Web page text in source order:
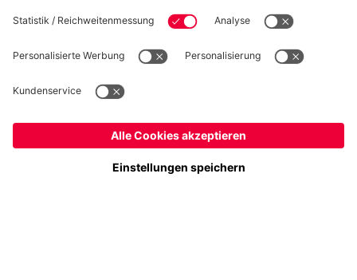
Datenschutz
Cookie Details
Preise inklusive MwSt. und zzgl. Versandkosten
© FC Bayern München AG
FC Bayern München AG, Säbener Str. 51-57, 81547 München
Ja,Österreich, um dorthin zu liefern!
Weltweit, um dorthin zu liefern!